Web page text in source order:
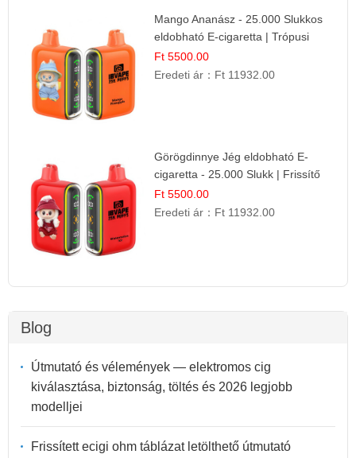
Mango Ananász - 25.000 Slukkos
eldobható E-cigaretta | Trópusi
Ízélmény
Ft 5500.00
Eredeti ár： Ft 11932.00
Görögdinnye Jég eldobható E-
cigaretta - 25.000 Slukk | Frissítő
Nyári Íz
Ft 5500.00
Eredeti ár： Ft 11932.00
Blog
Útmutató és vélemények — elektromos cig
kiválasztása, biztonság, töltés és 2026 legjobb
modelljei
Frissített ecigi ohm táblázat letölthető útmutató